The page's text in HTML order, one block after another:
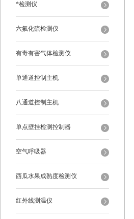
*检测仪
六氟化硫检测仪
有毒有害气体检测仪
单通道控制主机
八通道控制主机
单点壁挂检测控制器
空气呼吸器
西瓜水果成熟度检测仪
红外线测温仪